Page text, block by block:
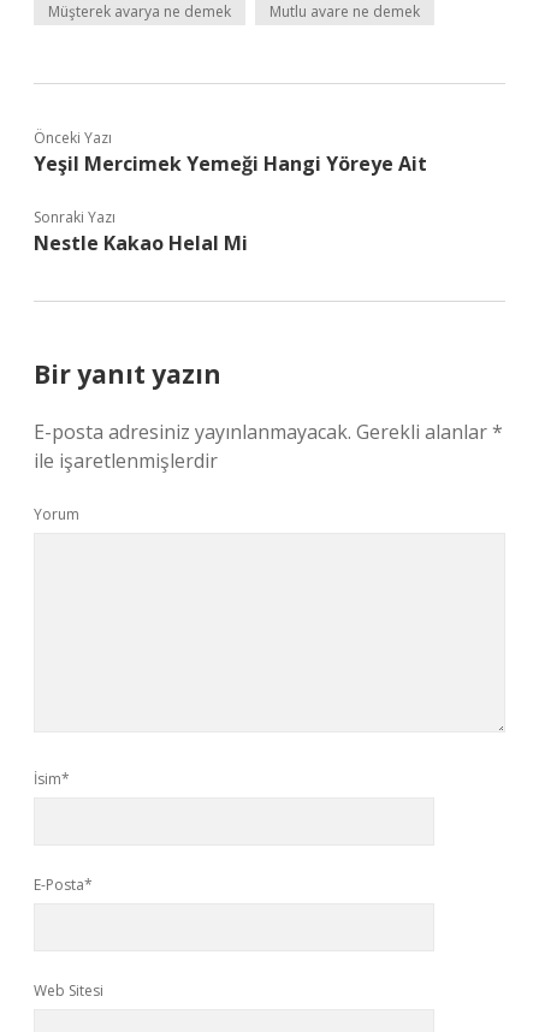
Müşterek avarya ne demek Mutlu avare ne demek
Önceki Yazı
Yeşil Mercimek Yemeği Hangi Yöreye Ait
Sonraki Yazı
Nestle Kakao Helal Mi
Bir yanıt yazın
E-posta adresiniz yayınlanmayacak. Gerekli alanlar*
ile işaretlenmişlerdir
Yorum
İsim*
E-Posta*
Web Sitesi